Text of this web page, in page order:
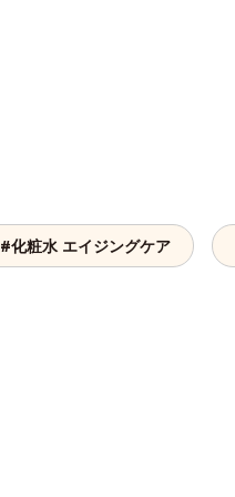
#化粧水 エイジングケア